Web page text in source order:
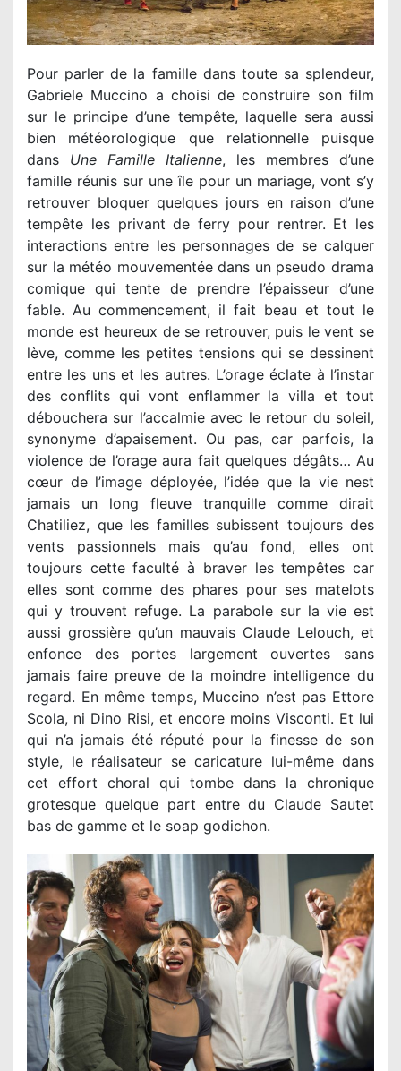
Pour parler de la famille dans toute sa splendeur,
Gabriele Muccino a choisi de construire son film
sur le principe d’une tempête, laquelle sera aussi
bien météorologique que relationnelle puisque
dans Une Famille Italienne, les membres d’une
famille réunis sur une île pour un mariage, vont s’y
retrouver bloquer quelques jours en raison d’une
tempête les privant de ferry pour rentrer. Et les
interactions entre les personnages de se calquer
sur la météo mouvementée dans un pseudo drama
comique qui tente de prendre l’épaisseur d’une
fable. Au commencement, il fait beau et tout le
monde est heureux de se retrouver, puis le vent se
lève, comme les petites tensions qui se dessinent
entre les uns et les autres. L’orage éclate à l’instar
des conflits qui vont enflammer la villa et tout
débouchera sur l’accalmie avec le retour du soleil,
synonyme d’apaisement. Ou pas, car parfois, la
violence de l’orage aura fait quelques dégâts… Au
cœur de l’image déployée, l’idée que la vie nest
jamais un long fleuve tranquille comme dirait
Chatiliez, que les familles subissent toujours des
vents passionnels mais qu’au fond, elles ont
toujours cette faculté à braver les tempêtes car
elles sont comme des phares pour ses matelots
qui y trouvent refuge. La parabole sur la vie est
aussi grossière qu’un mauvais Claude Lelouch, et
enfonce des portes largement ouvertes sans
jamais faire preuve de la moindre intelligence du
regard. En même temps, Muccino n’est pas Ettore
Scola, ni Dino Risi, et encore moins Visconti. Et lui
qui n’a jamais été réputé pour la finesse de son
style, le réalisateur se caricature lui-même dans
cet effort choral qui tombe dans la chronique
grotesque quelque part entre du Claude Sautet
bas de gamme et le soap godichon.